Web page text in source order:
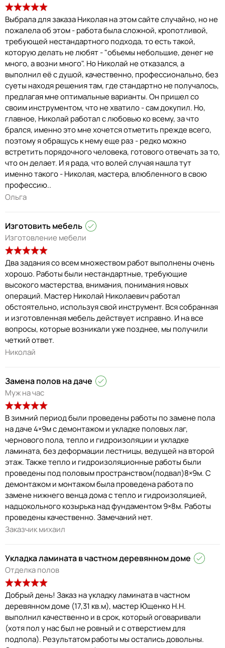
Выбрала для заказа Николая на этом сайте случайно, но не
пожалела об этом - работа была сложной, кропотливой,
требующей нестандартного подхода, то есть такой,
которую делать не любят - "объемы небольшие, денег не
много, а возни много". Но Николай не отказался, а
выполнил её с душой, качественно, профессионально, без
суеты находя решения там, где стандартно не получалось,
предлагая мне оптимальные варианты. Он пришел со
своим инструментом, что не хватило - сам докупил. Но,
главное, Николай работал с любовью ко всему, за что
брался, именно это мне хочется отметить прежде всего,
поэтому я обращусь к нему еще раз - редко можно
встретить порядочного человека, готового отвечать за то,
что он делает. И я рада, что волей случая нашла тут
именно такого - Николая, мастера, влюбленного в свою
профессию..
Ольга
Изготовить мебель
Изготовление мебели
Два задания со всем множеством работ выполнены очень
хорошо. Работы были нестандартные, требующие
высокого мастерства, внимания, понимания новых
операций. Мастер Николай Николаевич работал
обстоятельно, используя свой инструмент. Вся собранная
и изготовленная мебель действует исправно. И на все
вопросы, которые возникали уже позднее, мы получили
четкий ответ.
Николай
Замена полов на даче
Муж на час
В зимний период были проведены работы по замене пола
на даче 4×9м с демонтажом и укладке половых лаг,
чернового пола, тепло и гидроизоляции и укладке
ламината, без деформации лестницы, ведущей на второй
этаж. Также тепло и гидроизоляционные работы были
проведены под половым пространством(подвал)8×9м. С
демонтажом и монтажом была проведена работа по
замене нижнего венца дома с тепло и гидроизоляцией,
надцокольного козырька над фундаментом 9×8м. Работы
проведены качественно. Замечаний нет.
Заказчик михаил
Укладка ламината в частном деревянном доме
Отделка полов
Добрый день! Заказ на укладку ламината в частном
деревянном доме (17,31 кв.м), мастер Ющенко Н.Н.
выполнил качественно и в срок, который оговаривали
(хотя пол у нас был не ровный и с отверстием для
подпола). Результатом работы мы остались довольны.